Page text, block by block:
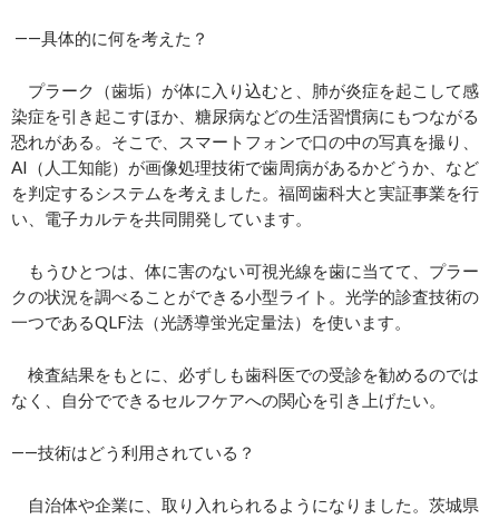
――具体的に何を考えた？
プラーク（歯垢）が体に入り込むと、肺が炎症を起こして感
染症を引き起こすほか、糖尿病などの生活習慣病にもつながる
恐れがある。そこで、スマートフォンで口の中の写真を撮り、
AI（人工知能）が画像処理技術で歯周病があるかどうか、など
を判定するシステムを考えました。福岡歯科大と実証事業を行
い、電子カルテを共同開発しています。
もうひとつは、体に害のない可視光線を歯に当てて、プラー
クの状況を調べることができる小型ライト。光学的診査技術の
一つであるQLF法（光誘導蛍光定量法）を使います。
検査結果をもとに、必ずしも歯科医での受診を勧めるのでは
なく、自分でできるセルフケアへの関心を引き上げたい。
――技術はどう利用されている？
自治体や企業に、取り入れられるようになりました。茨城県